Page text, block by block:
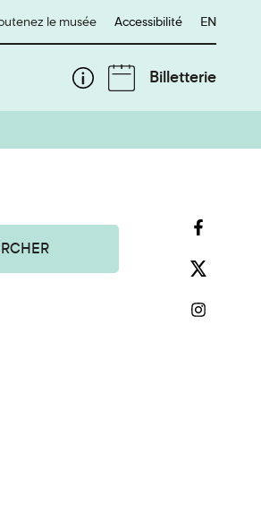
le musée Accessibilité English
EN
Billetterie